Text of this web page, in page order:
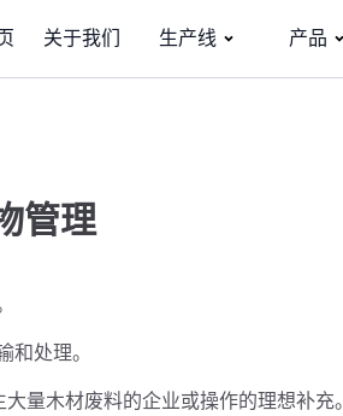
关于我们 生产线 产品
管理
处理。
量木材废料的企业或操作的理想补充。